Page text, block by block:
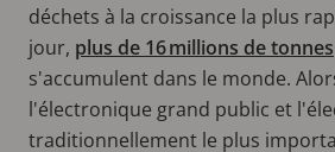
déchets à la croissance la plus
jour, plus de 16 millions de tonnes
s'accumulent dans le monde.
l'électronique grand public et
traditionnellement le plus